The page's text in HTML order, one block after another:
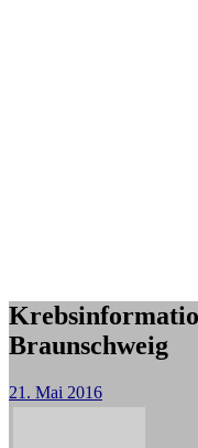
Braunschweig
21. Mai 2016